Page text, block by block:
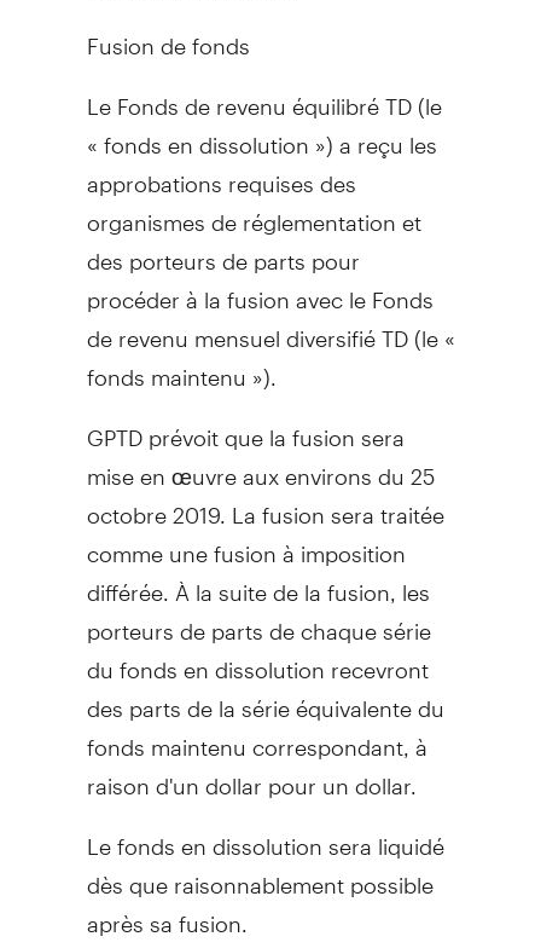
Fusion de fonds
Le Fonds de revenu équilibré TD (le
« fonds en dissolution ») a reçu les
approbations requises des
organismes de réglementation et
des porteurs de parts pour
procéder à la fusion avec le Fonds
de revenu mensuel diversifié TD (le «
fonds maintenu »).
GPTD prévoit que la fusion sera
mise en œuvre aux environs du 25
octobre 2019. La fusion sera traitée
comme une fusion à imposition
différée. À la suite de la fusion, les
porteurs de parts de chaque série
du fonds en dissolution recevront
des parts de la série équivalente du
fonds maintenu correspondant, à
raison d'un dollar pour un dollar.
Le fonds en dissolution sera liquidé
dès que raisonnablement possible
après sa fusion.